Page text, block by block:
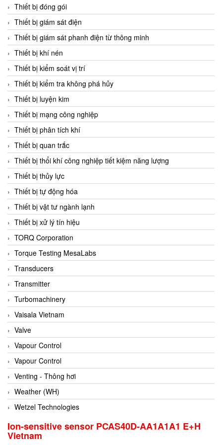
Chromalox
ChuanYi
CIC
Clage
Clake Fololo
Clark Cooper
CMC Ventilazione
Coax Valves Inc
Codel
Cofimco
Coltraco
Comat Releco
Comax
COMETECH VietNam
COMFILE Technology
Conch
Conductix/ WAMPFLER
Contrec
Contrinex
Control Solution Minesota
Copeland
Cortem
Cosa Xentaur
Cosil
Coulton
Crouzet
Crowcon
Crutec Dust Zero Vietnam
Crydom
Thiết bị đóng gói
Thiết bị giám sát điện
Thiết bị giám sát phanh điện từ thông minh
Thiết bị khí nén
Thiết bị kiểm soát vị trí
Thiết bị kiểm tra không phá hủy
Thiết bị luyện kim
Thiết bị mạng công nghiệp
Thiết bị phân tích khí
Thiết bị quan trắc
Thiết bị thổi khí công nghiệp tiết kiệm năng lượng
Thiết bị thủy lực
Thiết bị tự động hóa
Thiết bị vật tư ngành lạnh
Thiết bị xử lý tín hiệu
TORQ Corporation
Torque Testing MesaLabs
Transducers
Transmitter
Turbomachinery
Vaisala Vietnam
Valve
Vapour Control
Vapour Control
Venting - Thông hơi
Weather (WH)
Wetzel Technologies
Ion-sensitive sensor PCAS40D-AA1A1A1 E+H
Vietnam